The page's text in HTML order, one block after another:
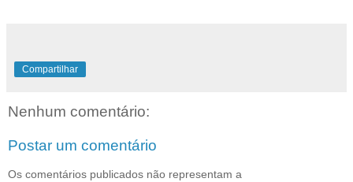
Compartilhar
Nenhum comentário:
Postar um comentário
Os comentários publicados não representam a